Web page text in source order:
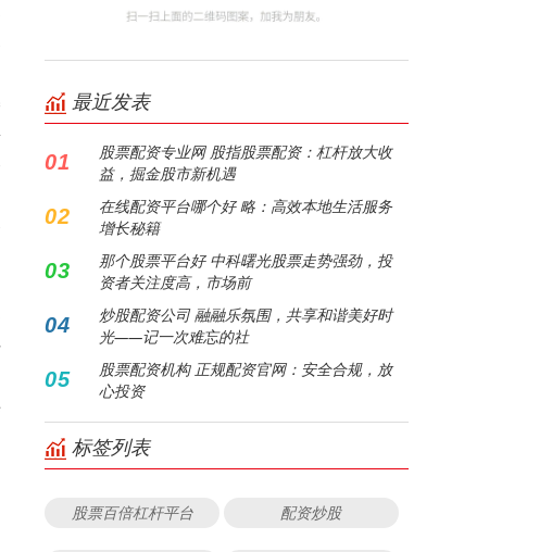
最近发表
01
股票配资专业网 股指股票配资：杠杆放大收
益，掘金股市新机遇
02
在线配资平台哪个好 略：高效本地生活服务
增长秘籍
03
那个股票平台好 中科曙光股票走势强劲，投
资者关注度高，市场前
04
炒股配资公司 融融乐氛围，共享和谐美好时
光——记一次难忘的社
05
股票配资机构 正规配资官网：安全合规，放
心投资
标签列表
股票百倍杠杆平台 配资炒股